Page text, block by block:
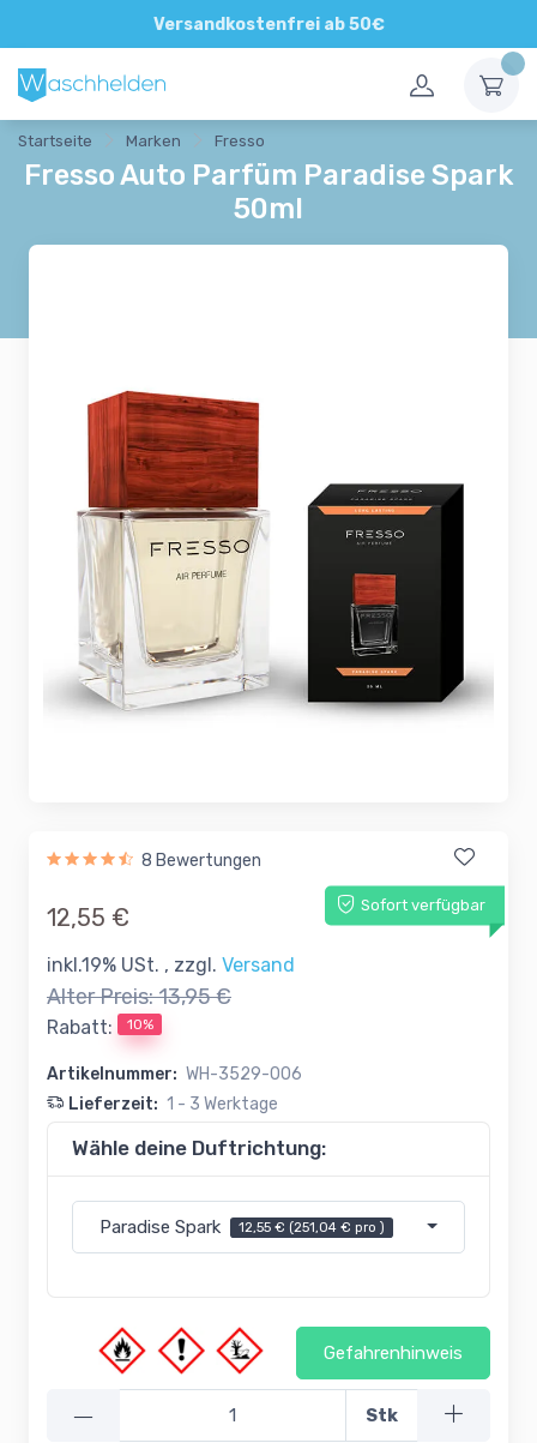
Versandkostenfrei ab 50€
Direkte und persönliche Beratung
Startseite Marken Fresso
Fresso Auto Parfüm Paradise Spark
50ml
8 Bewertungen
Sofort verfügbar
12,55 €
inkl.19% USt. , zzgl. Versand
Alter Preis:13,95 €
Rabatt: 10%
Artikelnummer: WH-3529-006
Lieferzeit: 1 - 3 Werktage
Wähle deine Duftrichtung:
Paradise Spark 12,55 € (251,04 € pro )
Gefahrenhinweis
— Stk